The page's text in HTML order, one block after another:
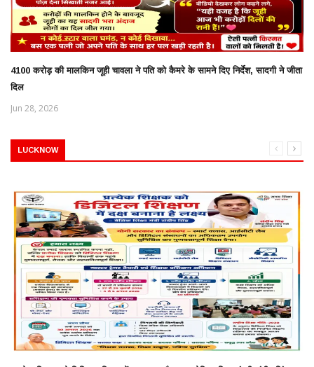
4100 करोड़ की मालकिन जूही चावला ने पति को कैमरे के सामने दिए निर्देश, सादगी ने जीता
दिल
Jun 28, 2026
LUCKNOW